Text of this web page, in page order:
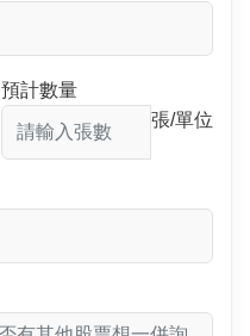
預計數量
張/單位